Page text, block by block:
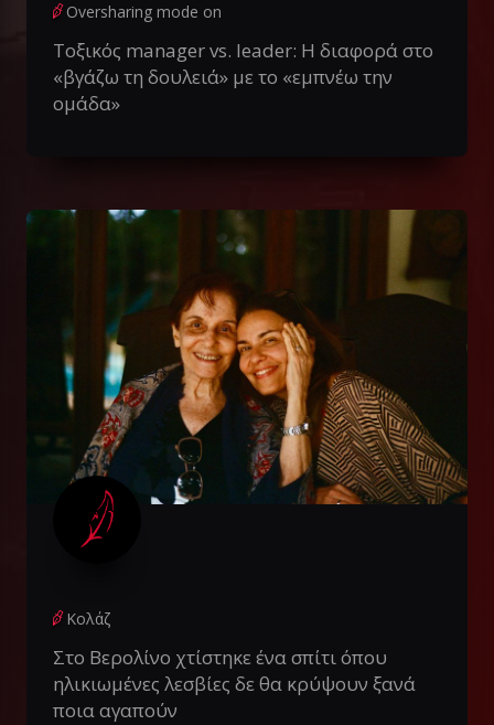
Oversharing mode on
Τοξικός manager vs. leader: Η διαφορά στο
«βγάζω τη δουλειά» με το «εμπνέω την
ομάδα»
Κολάζ
Στο Βερολίνο χτίστηκε ένα σπίτι όπου
ηλικιωμένες λεσβίες δε θα κρύψουν ξανά
ποια αγαπούν